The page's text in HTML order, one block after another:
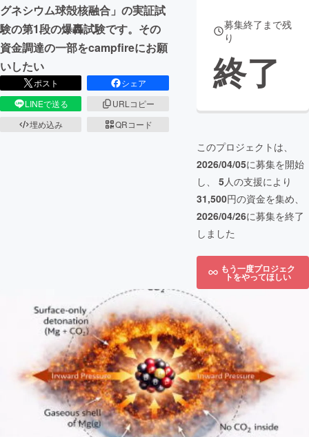
グネシウム球殻核融合」の実証試
験の第1段の爆轟試験です。その
資金調達の一部をcampfireにお願
いしたい
ポスト
シェア
LINEで送る
URLコピー
埋め込み
QRコード
募集終了まで残
り
終了
このプロジェクトは、
2026/04/05に募集を開始
し、 5人の支援により
31,500円の資金を集め、
2026/04/26に募集を終了
しました
もう一度プロジェク
トをやってほしい